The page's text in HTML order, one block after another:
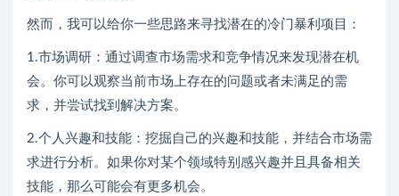
然而，我可以给你一些思路来寻找潜在的冷门暴利项目：
1.市场调研：通过调查市场需求和竞争情况来发现潜在机
会。你可以观察当前市场上存在的问题或者未满足的需
求，并尝试找到解决方案。
2.个人兴趣和技能：挖掘自己的兴趣和技能，并结合市场需
求进行分析。如果你对某个领域特别感兴趣并且具备相关
技能，那么可能会有更多机会。